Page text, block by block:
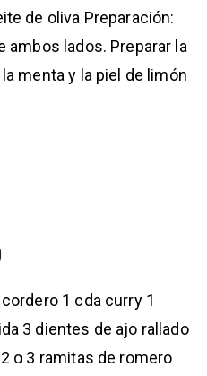
de oliva Preparación:
ambos lados. Preparar la
menta y la piel de limón
1 cda curry 1
3 dientes de ajo rallado
o 3 ramitas de romero